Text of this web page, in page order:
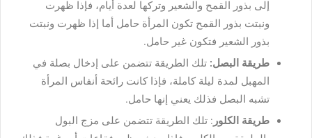
إلى بذور القمح والشعير وتركها لعدة أيام، فإذا ظهرت
ونبتت بذور القمح تكون المرأة حامل أما إذا ظهرت ونبتت
بذور الشعير فتكون غير حامل.
طريقة البصل: تلك الطريقة تتضمن على إدخال بصلة في
المهبل لمدة ليلة كاملة، فإذا كانت رائحة أنفاس المرأة
تشبه البصل فذلك يعني إنها حامل.
طريقة الكلور : تلك الطريقة تتضمن على مزج البول